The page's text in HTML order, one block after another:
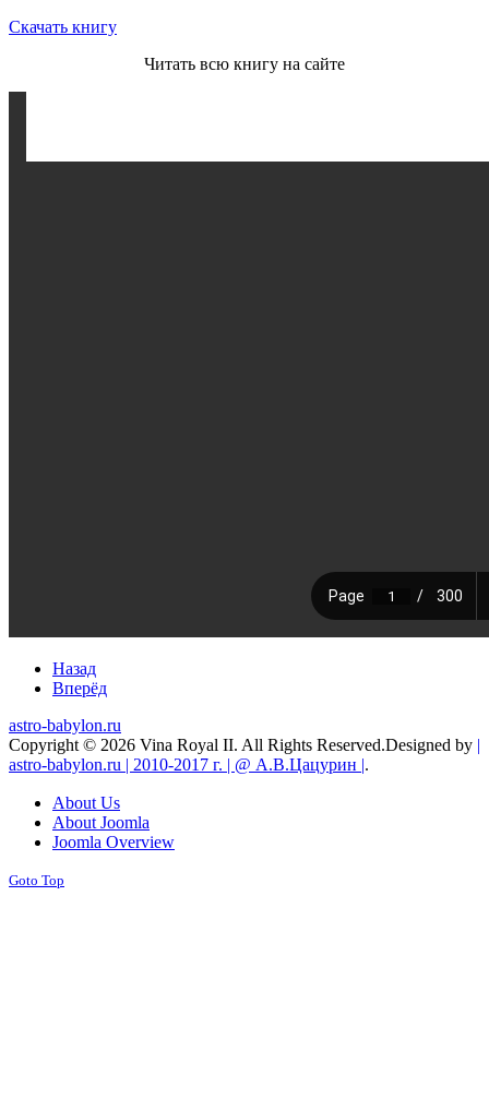
Скачать книгу
Читать всю книгу на сайте
Назад
Вперёд
astro-babylon.ru
Copyright © 2026 Vina Royal II. All Rights Reserved.Designed by |
astro-babylon.ru | 2010-2017 г. | @ А.В.Цацурин |.
About Us
About Joomla
Joomla Overview
Goto Top